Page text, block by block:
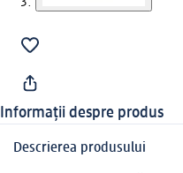
Informații despre produs
Descrierea produsului